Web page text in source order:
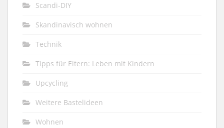
Scandi-DIY
Skandinavisch wohnen
Technik
Tipps für Eltern: Leben mit Kindern
Upcycling
Weitere Bastelideen
Wohnen